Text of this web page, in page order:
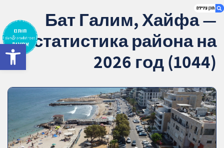
1. Бат Галим, Хайфа — статистика района
на 2026 год (1044)
3. שאלתם ? ענינו !
Бат Галим, Хайфа —
статистика района на
2026 год (1044)